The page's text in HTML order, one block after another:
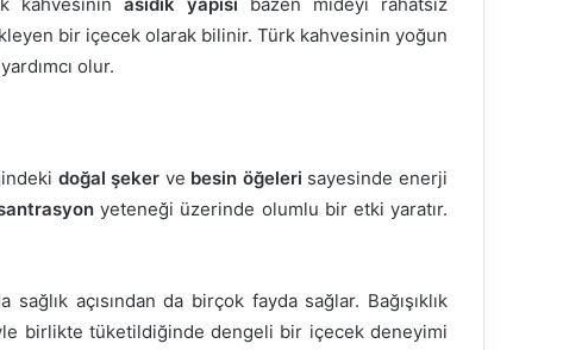
bir içecek olarak bilinir. Türk kahvesinin yoğun
olur.
doğal şeker ve besin öğeleri sayesinde enerji
yeteneği üzerinde olumlu bir etki yaratır.
açısından da birçok fayda sağlar. Bağışıklık
birlikte tüketildiğinde dengeli bir içecek deneyimi